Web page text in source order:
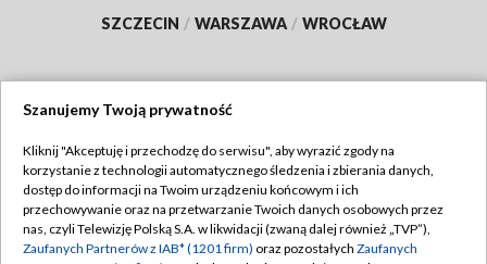
SZCZECIN / WARSZAWA / WROCŁAW
TVP
Abonament TVP
Emisja w TVP
Regulamin TVP
Polityka prywatności
Szanujemy Twoją prywatność
Kliknij "Akceptuję i przechodzę do serwisu", aby wyrazić zgody na
korzystanie z technologii automatycznego śledzenia i zbierania danych,
dostęp do informacji na Twoim urządzeniu końcowym i ich
przechowywanie oraz na przetwarzanie Twoich danych osobowych przez
nas, czyli Telewizję Polską S.A. w likwidacji (zwaną dalej również „TVP”),
Zaufanych Partnerów z IAB* (1201 firm) oraz pozostałych Zaufanych